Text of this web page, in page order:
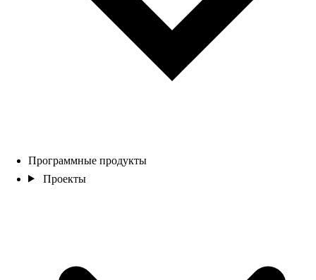
Программные продукты
Проекты